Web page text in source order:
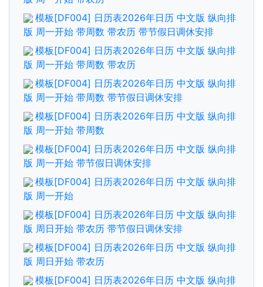
模板[DF004] 日历表2026年日历 中文版 纵向排
版 周一开始 带周数 带农历 带节假日调休安排
模板[DF004] 日历表2026年日历 中文版 纵向排
版 周一开始 带周数 带农历
模板[DF004] 日历表2026年日历 中文版 纵向排
版 周一开始 带周数 带节假日调休安排
模板[DF004] 日历表2026年日历 中文版 纵向排
版 周一开始 带周数
模板[DF004] 日历表2026年日历 中文版 纵向排
版 周一开始 带节假日调休安排
模板[DF004] 日历表2026年日历 中文版 纵向排
版 周一开始
模板[DF004] 日历表2026年日历 中文版 纵向排
版 周日开始 带农历 带节假日调休安排
模板[DF004] 日历表2026年日历 中文版 纵向排
版 周日开始 带农历
模板[DF004] 日历表2026年日历 中文版 纵向排